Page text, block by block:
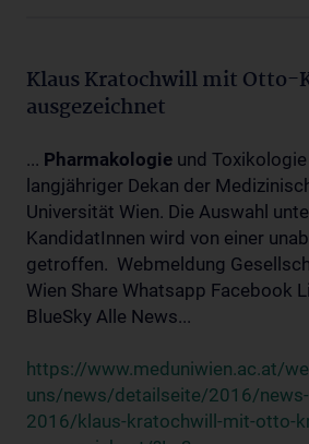
Klaus Kratochwill mit Otto-
ausgezeichnet
... Pharmakologie und
langjähriger Dekan der
Universität Wien. Die Auswahl
KandidatInnen wird von einer
getroffen. Webmeldung
Wien Share Whatsapp Facebook
BlueSky Alle News...
https://www.meduniwien.ac.at/
uns/news/detailseite/2016/news-
2016/klaus-kratochwill-mit-otto-